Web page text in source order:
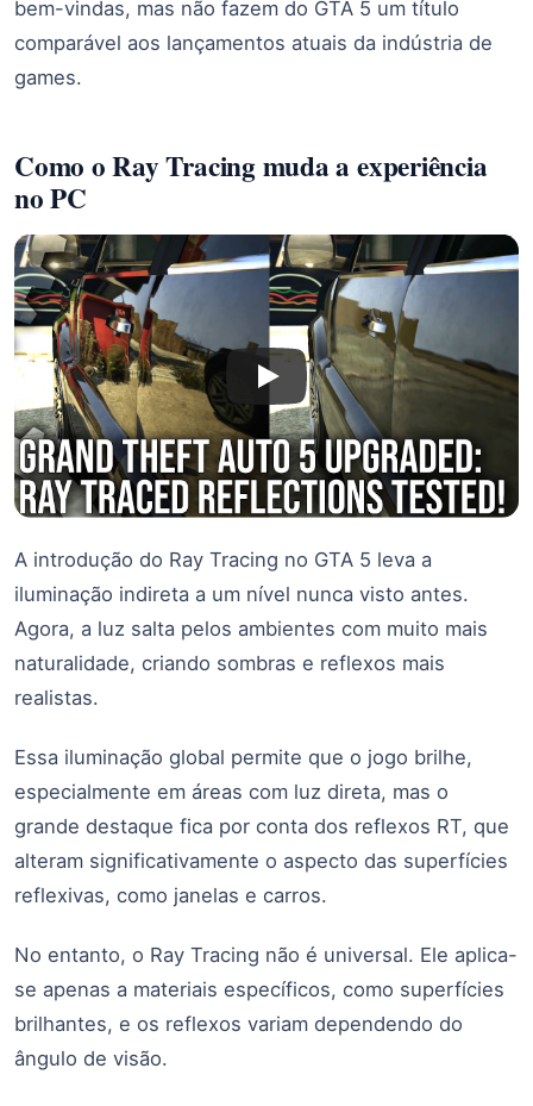
bem-vindas, mas não fazem do GTA 5 um título
comparável aos lançamentos atuais da indústria de
games.
Como o Ray Tracing muda a experiência
no PC
A introdução do Ray Tracing no GTA 5 leva a
iluminação indireta a um nível nunca visto antes.
Agora, a luz salta pelos ambientes com muito mais
naturalidade, criando sombras e reflexos mais
realistas.
Essa iluminação global permite que o jogo brilhe,
especialmente em áreas com luz direta, mas o
grande destaque fica por conta dos reflexos RT, que
alteram significativamente o aspecto das superfícies
reflexivas, como janelas e carros.
No entanto, o Ray Tracing não é universal. Ele aplica-
se apenas a materiais específicos, como superfícies
brilhantes, e os reflexos variam dependendo do
ângulo de visão.